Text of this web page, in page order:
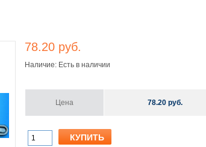
78.20 руб.
Наличие: Есть в наличии
Цена 78.20 руб.